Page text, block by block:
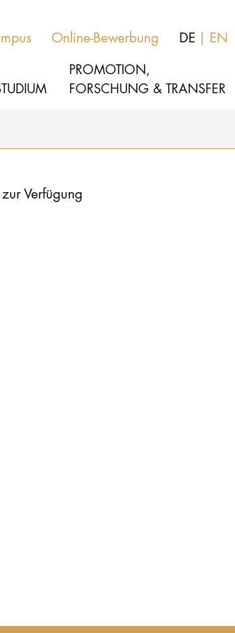
Online-Bewerbung DE EN
PROMOTION,
FORSCHUNG & TRANSFER
Verfügung
THEATER
Über uns